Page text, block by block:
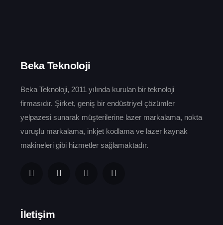
Beka Teknoloji
Beka Teknoloji, 2011 yılında kurulan bir teknoloji
firmasıdır. Şirket, geniş bir endüstriyel çözümler
yelpazesi sunarak müşterilerine lazer markalama, nokta
vuruşlu markalama, inkjet kodlama ve lazer kaynak
makineleri gibi hizmetler sağlamaktadır.
İletişim